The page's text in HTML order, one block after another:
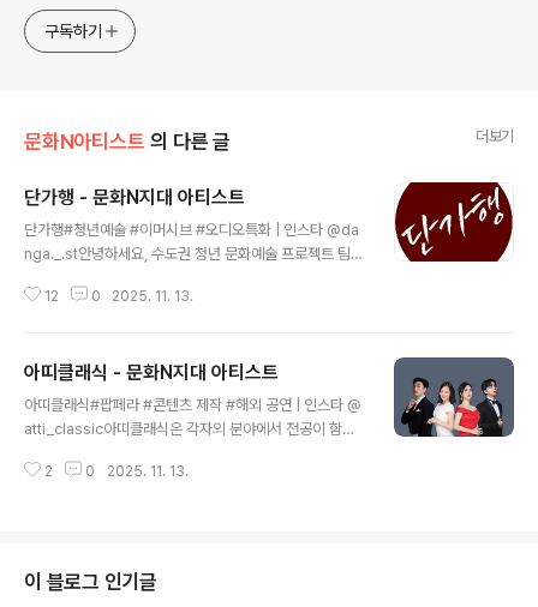
구독하기
문화N아티스트 의 다른 글 더보기
단가행 - 문화N지대 아티스트
단가행#청년예술 #이머시브 #오디오특화 | 인스타 @da
nga._.st안녕하세요, 수도권 청년 문화예술 프로젝트 팀
갖지 않고 즐길 수 있는 예술 프로젝트 제작'을 목표로 하
에도 연극, 기획 워크숍, 문화예술교육, 유튜브 채널 운영,
오디오 콘텐츠 제작 등 다양한 분야의 예술활동으로 이야
기를 전합니다.2024년 2월, 단가행의 정규 기획 공연인
재는 ‘단가행’의 정규 기획 오디오 프로젝트를 통해 2030
12 0 2025. 11. 13.
아띠클래식 - 문화N지대 아티스트
아띠클래식#팝페라 #콘텐츠 제작 #해외 공연 | 인스타 @
atti_classic아띠클래식은 각자의 분야에서 전공이 함유
장르를 구현해내려고 하며 클래식의 발전을 지향하면서 기
어 클래식 "성악"이라는 악기로 판소리 융합 창작 오페라
'조선의 글자', 스토리텔링 음악극 ' 인생클래식', '아띠 오케
2 0 2025. 11. 13.
이 블로그 인기글